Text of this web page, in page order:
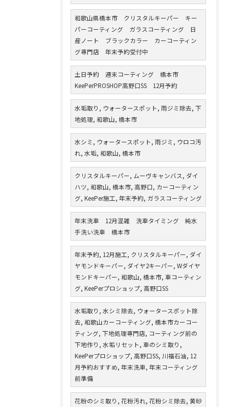
和歌山県橋本市 クリスタルキーパー キー
パーコーティング ガラスコーティング 日
産ノート ブラックカラー カーコーティン
グ専門店 年末予約受付中
土日予約 週末コーティング 橋本市
KeePerPROSHOP高野口SS 12月予約
水垢取り, ウォータースポット, 雨ジミ除去, 下
地処理, 和歌山, 橋本市
水シミ, ウォータースポット, 雨ジミ, ウロコ汚
れ, 水垢, 和歌山, 橋本市
クリスタルキーパー, ムーヴキャンバス, ダイ
ハツ, 和歌山, 橋本市, 高野口, カーコーティン
グ, KeePer施工, 年末予約, ガラスコーティング
年末洗車 12月混雑 洗車タイミング 純水
手洗い洗車 橋本市
年末予約, 12月施工, クリスタルキーパー, ダイ
ヤモンドキーパー, ダイヤ2キーパー, Wダイヤ
モンドキーパー, 和歌山, 橋本市, 車コーティン
グ, KeePerプロショップ, 高野口SS
水垢取り, 水シミ除去, ウォータースポット除
去, 和歌山カーコーティング, 橋本市カーコー
ティング, 下地処理専門店, コーティング前の
下地作り, 水垢リセット, 車のシミ取り,
KeePerプロショップ, 高野口SS, 川福石油, 12
月予約おすすめ, 年末洗車, 年末コーティング
前準備
花粉のシミ取り, 花粉汚れ, 花粉シミ除去, 黄砂